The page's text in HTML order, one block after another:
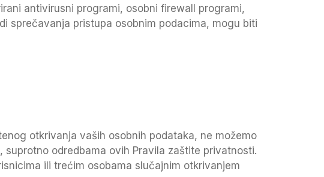
antivirusni programi, osobni firewall programi,
sprečavanja pristupa osobnim podacima, mogu biti
otkrivanja vaših osobnih podataka, ne možemo
odredbama ovih Pravila zaštite privatnosti.
ili trećim osobama slučajnim otkrivanjem